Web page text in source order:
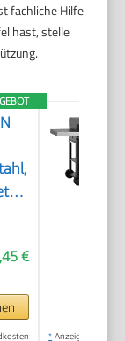
fachliche Hilfe
hast, stelle
€
* Anzeige